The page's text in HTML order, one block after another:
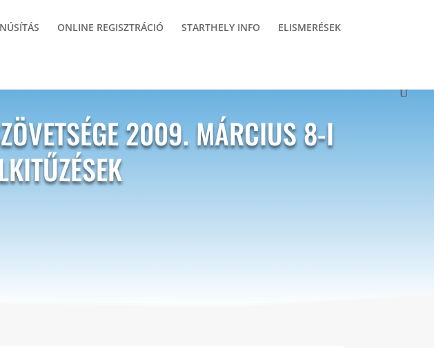
ONLINE REGISZTRÁCIÓ STARTHELY INFO ELISMERÉSEK
2009. MÁRCIUS 8-I